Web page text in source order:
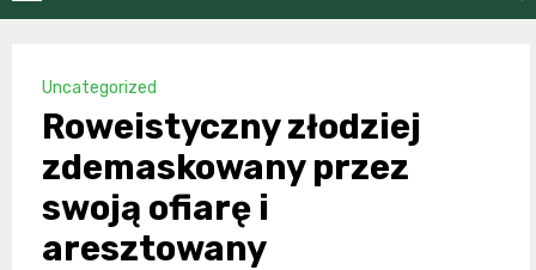
Uncategorized
Roweistyczny złodziej
zdemaskowany przez
swoją ofiarę i
aresztowany